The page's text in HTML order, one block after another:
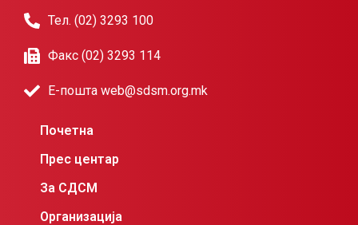
Тел. (02) 3293 100
Факс (02) 3293 114
Е-пошта web@sdsm.org.mk
Почетна
Прес центар
За СДСМ
Организација